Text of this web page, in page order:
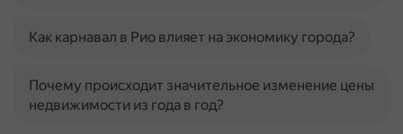
Как карнавал в Рио влияет на экономику города?
Почему происходит значительное изменение цены
недвижимости из года в год?